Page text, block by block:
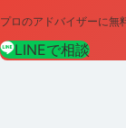
プロのアドバイザーに無
LINEで相談